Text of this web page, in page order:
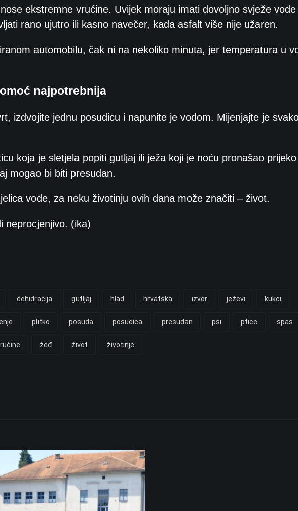
ekstremne vrućine. Uvijek moraju imati dovoljno svježe
rano ujutro ili kasno navečer, kada asfalt više nije užaren.
automobilu, čak ni na nekoliko minuta, jer temperatura u
najpotrebnija
izdvojite jednu posudicu i napunite je vodom. Mijenjajte je
koja je sletjela popiti gutljaj ili ježa koji je noću pronašao
mogao bi biti presudan.
vode, za neku životinju ovih dana može značiti – život.
neprocjenjivo. (ika)
dehidracija gutljaj hlad hrvatska izvor ježevi kukci
plitko posuda posudica presudan psi ptice spas
žeđ život životinje